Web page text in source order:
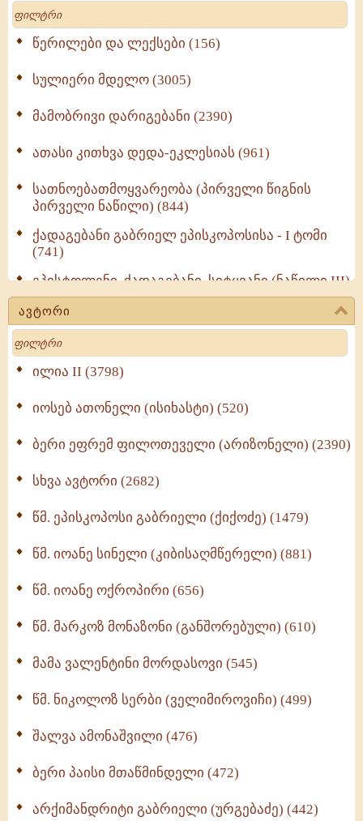
Search
წერილები და ლექსები (156)
სულიერი მდელო (3005)
მამობრივი დარიგებანი (2390)
ათასი კითხვა დედა-ეკლესიას (961)
სათნოებათმოყვარეობა (პირველი წიგნის
პირველი ნაწილი) (844)
ქადაგებანი გაბრიელ ეპისკოპოსისა - I ტომი
(741)
ეპისტოლენი, ქადაგებანი, სიტყვანი (ნაწილი III)
(723)
მოძღვრის ძალზე სასარგებლო რჩევები
მრევლისათვის (545)
Wisdomge (514)
ქადაგებანი გაბრიელ ეპისკოპოსისა - II ტომი
სულიერი ცხოვრების სახელმძღვანელო -
ნაწილი II (369)
ავტორი
Search
ილია II (3798)
იოსებ ათონელი (ისიხასტი) (520)
ბერი ეფრემ ფილოთეველი (არიზონელი) (2390)
სხვა ავტორი (2682)
წმ. ეპისკოპოსი გაბრიელი (ქიქოძე) (1479)
წმ. იოანე სინელი (კიბისაღმწერელი) (881)
წმ. იოანე ოქროპირი (656)
წმ. მარკოზ მონაზონი (განშორებული) (610)
მამა ვალენტინი მორდასოვი (545)
წმ. ნიკოლოზ სერბი (ველიმიროვიჩი) (499)
შალვა ამონაშვილი (476)
ბერი პაისი მთაწმინდელი (472)
არქიმანდრიტი გაბრიელი (ურგებაძე) (442)